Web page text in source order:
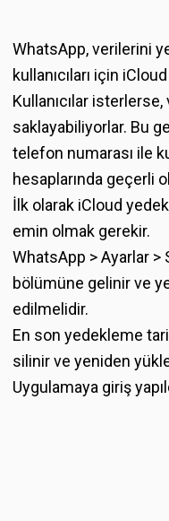
WhatsApp, verilerini
kullanıcıları için
Kullanıcılar
saklayabiliyorlar. Bu
telefon numarası ile
hesaplarında geçerli
İlk olarak iCloud
emin olmak gerekir.
WhatsApp > Ayarlar
bölümüne gelinir ve
edilmelidir.
En son yedekleme
silinir ve yeniden
Uygulamaya giriş